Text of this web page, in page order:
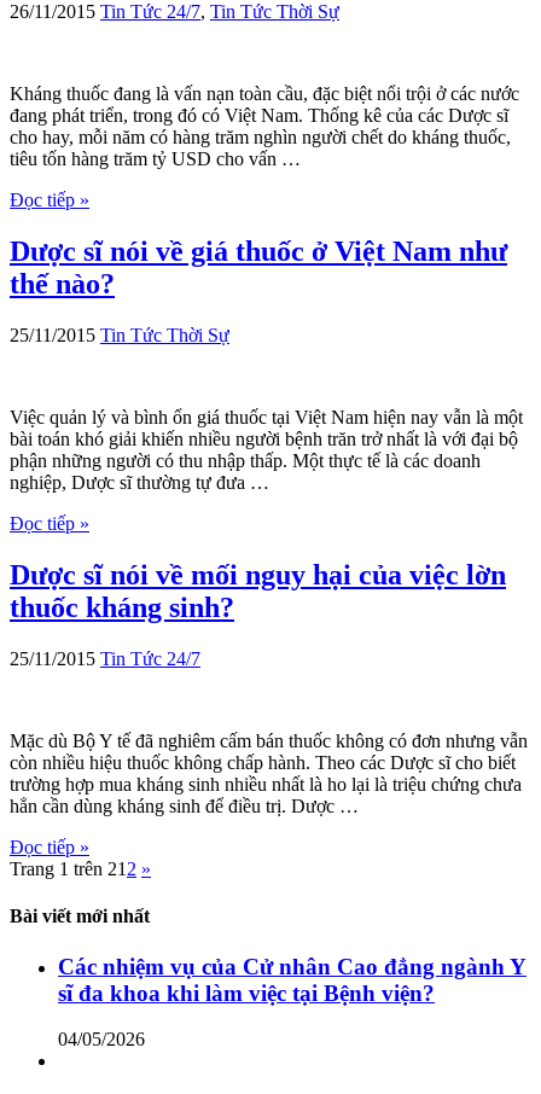
26/11/2015 Tin Tức 24/7, Tin Tức Thời Sự
Kháng thuốc đang là vấn nạn toàn cầu, đặc biệt nổi trội ở các nước
đang phát triển, trong đó có Việt Nam. Thống kê của các Dược sĩ
cho hay, mỗi năm có hàng trăm nghìn người chết do kháng thuốc,
tiêu tốn hàng trăm tỷ USD cho vấn …
Đọc tiếp »
Dược sĩ nói về giá thuốc ở Việt Nam như
thế nào?
25/11/2015 Tin Tức Thời Sự
Việc quản lý và bình ổn giá thuốc tại Việt Nam hiện nay vẫn là một
bài toán khó giải khiến nhiều người bệnh trăn trở nhất là với đại bộ
phận những người có thu nhập thấp. Một thực tế là các doanh
nghiệp, Dược sĩ thường tự đưa …
Đọc tiếp »
Dược sĩ nói về mối nguy hại của việc lờn
thuốc kháng sinh?
25/11/2015 Tin Tức 24/7
Mặc dù Bộ Y tế đã nghiêm cấm bán thuốc không có đơn nhưng vẫn
còn nhiều hiệu thuốc không chấp hành. Theo các Dược sĩ cho biết
trường hợp mua kháng sinh nhiều nhất là ho lại là triệu chứng chưa
hẳn cần dùng kháng sinh để điều trị. Dược …
Đọc tiếp »
Trang 1 trên 21 2 »
Bài viết mới nhất
Các nhiệm vụ của Cử nhân Cao đẳng ngành Y
sĩ đa khoa khi làm việc tại Bệnh viện?
04/05/2026